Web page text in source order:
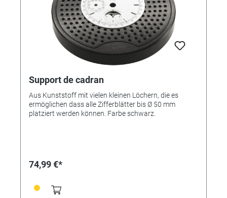
Support de cadran
Aus Kunststoff mit vielen kleinen Löchern, die es
ermöglichen dass alle Zifferblätter bis Ø 50 mm
platziert werden können. Farbe schwarz.
74,99 €*